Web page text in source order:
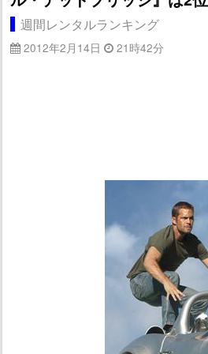
週間レンタルランキング
2012年2月14日 21時42分